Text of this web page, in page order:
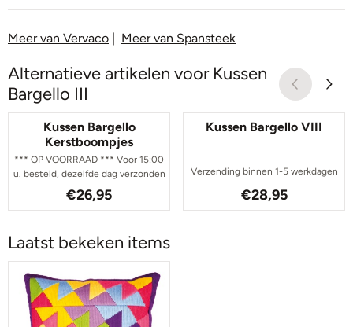
Meer van Vervaco | Meer van Spansteek
Alternatieve artikelen voor Kussen
Bargello III
Kussen Bargello
Kerstboompjes
*** OP VOORRAAD *** Voor 15:00
u. besteld, dezelfde dag verzonden
Prijs: 26,95
€26,95
Kussen Bargello VIII
Verzending binnen 1-5 werkdagen
Prijs: 28,95
€28,95
Laatst bekeken items